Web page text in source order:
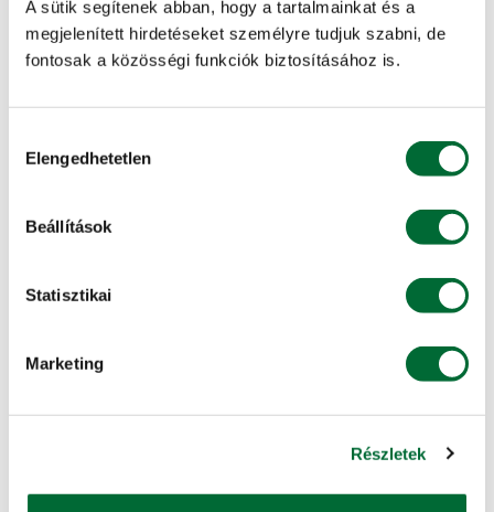
A sütik segítenek abban, hogy a tartalmainkat és a
megjelenített hirdetéseket személyre tudjuk szabni, de
fontosak a közösségi funkciók biztosításához is.
kiválasztása
Elengedhetetlen
Beállítások
Statisztikai
Marketing
Részletek
7,5 – 8,2
8
< 7,5
5
ÉRÉSIDŐ
Hőegység (C)
2